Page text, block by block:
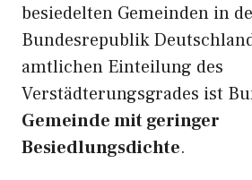
besiedelten Gemeinden in
Bundesrepublik
amtlichen Einteilung des
Verstädterungsgrades ist
Gemeinde mit geringer
Besiedlungsdichte.